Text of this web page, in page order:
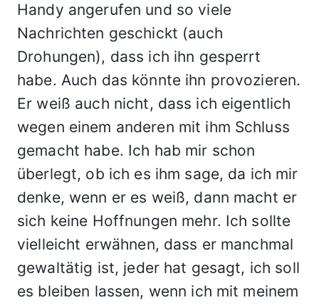
Handy angerufen und so viele
Nachrichten geschickt (auch
Drohungen), dass ich ihn gesperrt
habe. Auch das könnte ihn provozieren.
Er weiß auch nicht, dass ich eigentlich
wegen einem anderen mit ihm Schluss
gemacht habe. Ich hab mir schon
überlegt, ob ich es ihm sage, da ich mir
denke, wenn er es weiß, dann macht er
sich keine Hoffnungen mehr. Ich sollte
vielleicht erwähnen, dass er manchmal
gewaltätig ist, jeder hat gesagt, ich soll
es bleiben lassen, wenn ich mit meinem